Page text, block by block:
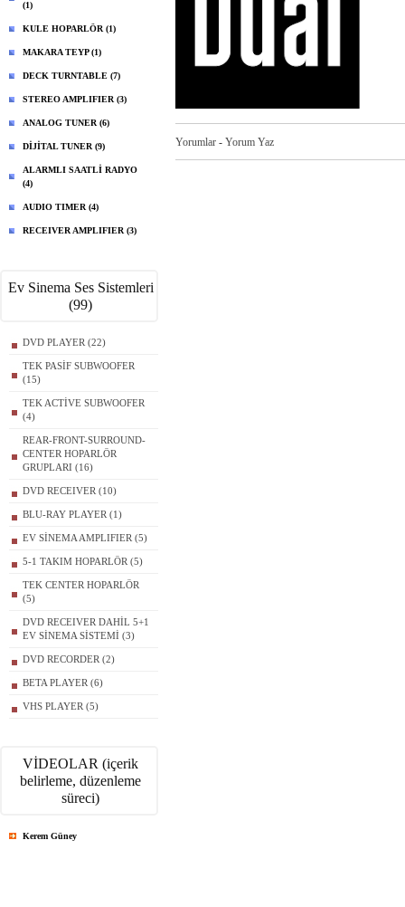
(1)
KULE HOPARLÖR (1)
MAKARA TEYP (1)
DECK TURNTABLE (7)
STEREO AMPLIFIER (3)
ANALOG TUNER (6)
DİJİTAL TUNER (9)
ALARMLI SAATLİ RADYO
(4)
AUDIO TIMER (4)
RECEIVER AMPLIFIER (3)
Ev Sinema Ses Sistemleri
(99)
DVD PLAYER (22)
TEK PASİF SUBWOOFER
(15)
TEK ACTİVE SUBWOOFER
(4)
REAR-FRONT-SURROUND-
CENTER HOPARLÖR
GRUPLARI (16)
DVD RECEIVER (10)
BLU-RAY PLAYER (1)
EV SİNEMA AMPLIFIER (5)
5-1 TAKIM HOPARLÖR (5)
TEK CENTER HOPARLÖR
(5)
DVD RECEIVER DAHİL 5+1
EV SİNEMA SİSTEMİ (3)
DVD RECORDER (2)
BETA PLAYER (6)
VHS PLAYER (5)
VİDEOLAR (içerik
belirleme, düzenleme
süreci)
Kerem Güney
Yorumlar - Yorum Yaz